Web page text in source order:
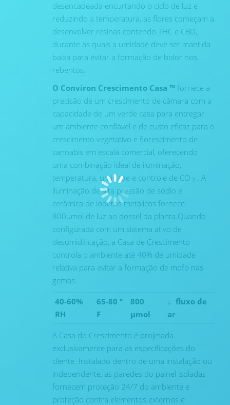
desencadeada encurtando o ciclo de luz e
reduzindo a temperatura, as flores começam a
desenvolver resinas contendo THC e CBD,
durante as quais a umidade deve ser mantida
baixa para evitar a formação de bolor nos
rebentos.
O Conviron Crescimento Casa ™ fornece a
precisão de um crescimento de câmara com a
capacidade de um verde casa para entregar
um ambiente confiável e de custo eficaz para o
crescimento vegetativo e florescimento de
cannabis em escala comercial, oferecendo
uma combinação ideal de iluminação,
temperatura, umidade e controle de CO 2 . A
iluminação de alta pressão de sódio e
cerâmica de iodetos metálicos fornece
800μmol de luz ao dossel da planta.Quando
configurada com um sistema ativo de
desumidificação, a Casa de Crescimento
controla o ambiente até 40% de umidade
relativa para evitar a formação de mofo nas
gemas.
40-60%
RH
65-80 °
F
800
μmol
↓ fluxo de
ar
A Casa do Crescimento é projetada
exclusivamente para as especificações do
cliente. Instalado dentro de uma instalação ou
independente, as paredes do painel isoladas
fornecem proteção 24/7 do ambiente e
proteção contra elementos externos e